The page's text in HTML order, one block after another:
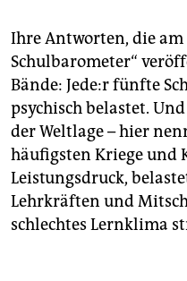
Ihre Antworten, die
Schulbarometer“
Bände: Je­de:r fünfte
psychisch belastet.
der Weltlage – hier
häufigsten Kriege und
Leistungsdruck,
Lehrkräften und
schlechtes Lernklima